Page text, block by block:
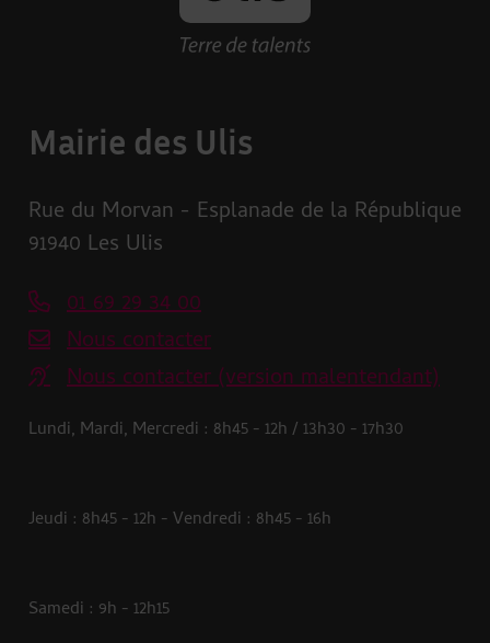
Mairie des Ulis
Rue du Morvan - Esplanade de la République
91940 Les Ulis
01 69 29 34 00
Nous contacter
Nous contacter (version malentendant)
Lundi, Mardi, Mercredi : 8h45 - 12h / 13h30 - 17h30
Jeudi : 8h45 - 12h - Vendredi : 8h45 - 16h
Samedi : 9h - 12h15